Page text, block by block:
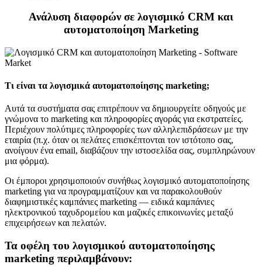
Ανάλυση διαφορών σε λογισμικό CRM και
αυτοματοποίηση Marketing
Τι είναι τα λογισμικά αυτοματοποίησης marketing;
Αυτά τα συστήματα σας επιτρέπουν να δημιουργείτε οδηγούς με
γνώμονα το marketing και πληροφορίες αγοράς για εκστρατείες.
Περιέχουν πολύτιμες πληροφορίες των αλληλεπιδράσεων με την
εταιρία (π.χ. όταν οι πελάτες επισκέπτονται τον ιστότοπο σας,
ανοίγουν ένα email, διαβάζουν την ιστοσελίδα σας, συμπληρώνουν
μια φόρμα).
Οι έμποροι χρησιμοποιούν συνήθως λογισμικό αυτοματοποίησης
marketing για να προγραμματίζουν και να παρακολουθούν
διαφημιστικές καμπάνιες marketing — ειδικά καμπάνιες
ηλεκτρονικού ταχυδρομείου και μαζικές επικοινωνίες μεταξύ
επιχειρήσεων και πελατών.
Τα οφέλη του λογισμικού αυτοματοποίησης
marketing περιλαμβάνουν: